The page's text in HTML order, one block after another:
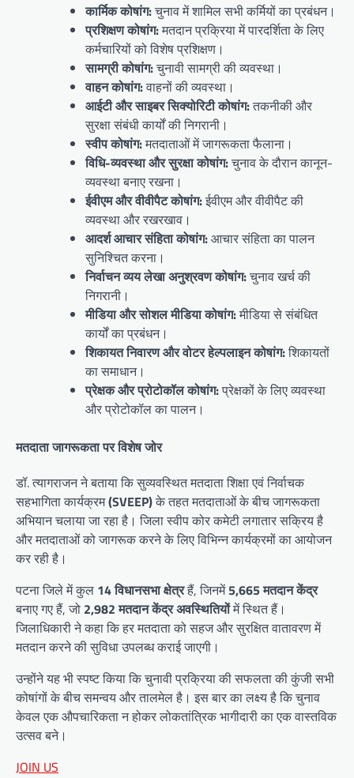
कार्मिक कोषांग:चुनाव में शामिल सभी कर्मियों का प्रबंधन।
प्रशिक्षण कोषांग:मतदान प्रक्रिया में पारदर्शिता के लिए
कर्मचारियों को विशेष प्रशिक्षण।
सामग्री कोषांग:चुनावी सामग्री की व्यवस्था।
वाहन कोषांग:वाहनों की व्यवस्था।
आईटी और साइबर सिक्योरिटी कोषांग:तकनीकी और
सुरक्षा संबंधी कार्यों की निगरानी।
स्वीप कोषांग:मतदाताओं में जागरूकता फैलाना।
विधि-व्यवस्था और सुरक्षा कोषांग:चुनाव के दौरान कानून-
व्यवस्था बनाए रखना।
ईवीएम और वीवीपैट कोषांग:ईवीएम और वीवीपैट की
व्यवस्था और रखरखाव।
आदर्श आचार संहिता कोषांग:आचार संहिता का पालन
सुनिश्चित करना।
निर्वाचन व्यय लेखा अनुश्रवण कोषांग:चुनाव खर्च की
निगरानी।
मीडिया और सोशल मीडिया कोषांग:मीडिया से संबंधित
कार्यों का प्रबंधन।
शिकायत निवारण और वोटर हेल्पलाइन कोषांग:शिकायतों
का समाधान।
प्रेक्षक और प्रोटोकॉल कोषांग:प्रेक्षकों के लिए व्यवस्था
और प्रोटोकॉल का पालन।
मतदाता जागरूकता पर विशेष जोर
डॉ. त्यागराजन ने बताया कि सुव्यवस्थित मतदाता शिक्षा एवं निर्वाचक
सहभागिता कार्यक्रम(SVEEP)के तहत मतदाताओं के बीच जागरूकता
अभियान चलाया जा रहा है। जिला स्वीप कोर कमेटी लगातार सक्रिय है
और मतदाताओं को जागरूक करने के लिए विभिन्न कार्यक्रमों का आयोजन
कर रही है।
पटना जिले में कुल 14 विधानसभा क्षेत्रहैं, जिनमें5,665 मतदान केंद्र
बनाए गए हैं, जो 2,982 मतदान केंद्र अवस्थितियोंमें स्थित हैं।
जिलाधिकारी ने कहा कि हर मतदाता को सहज और सुरक्षित वातावरण में
मतदान करने की सुविधा उपलब्ध कराई जाएगी।
उन्होंने यह भी स्पष्ट किया कि चुनावी प्रक्रिया की सफलता की कुंजी सभी
कोषांगों के बीच समन्वय और तालमेल है। इस बार का लक्ष्य है कि चुनाव
केवल एक औपचारिकता न होकर लोकतांत्रिक भागीदारी का एक वास्तविक
उत्सव बने।
JOIN US